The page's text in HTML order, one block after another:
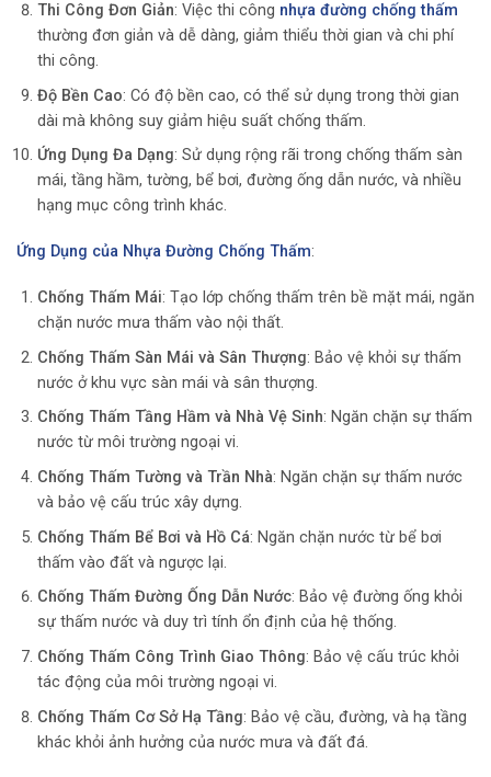
Thi Công Đơn Giản: Việc thi công nhựa đường chống thấm
thường đơn giản và dễ dàng, giảm thiểu thời gian và chi phí
thi công.
Độ Bền Cao: Có độ bền cao, có thể sử dụng trong thời gian
dài mà không suy giảm hiệu suất chống thấm.
Ứng Dụng Đa Dạng: Sử dụng rộng rãi trong chống thấm sàn
mái, tầng hầm, tường, bể bơi, đường ống dẫn nước, và nhiều
hạng mục công trình khác.
Ứng Dụng của Nhựa Đường Chống Thấm:
Chống Thấm Mái: Tạo lớp chống thấm trên bề mặt mái, ngăn
chặn nước mưa thấm vào nội thất.
Chống Thấm Sàn Mái và Sân Thượng: Bảo vệ khỏi sự thấm
nước ở khu vực sàn mái và sân thượng.
Chống Thấm Tầng Hầm và Nhà Vệ Sinh: Ngăn chặn sự thấm
nước từ môi trường ngoại vi.
Chống Thấm Tường và Trần Nhà: Ngăn chặn sự thấm nước
và bảo vệ cấu trúc xây dựng.
Chống Thấm Bể Bơi và Hồ Cá: Ngăn chặn nước từ bể bơi
thấm vào đất và ngược lại.
Chống Thấm Đường Ống Dẫn Nước: Bảo vệ đường ống khỏi
sự thấm nước và duy trì tính ổn định của hệ thống.
Chống Thấm Công Trình Giao Thông: Bảo vệ cấu trúc khỏi
tác động của môi trường ngoại vi.
Chống Thấm Cơ Sở Hạ Tầng: Bảo vệ cầu, đường, và hạ tầng
khác khỏi ảnh hưởng của nước mưa và đất đá.